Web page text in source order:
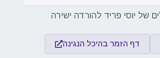
דף הזמר בהיכל הנגינה